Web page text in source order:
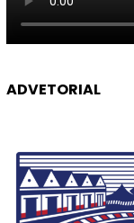
ADVETORIAL